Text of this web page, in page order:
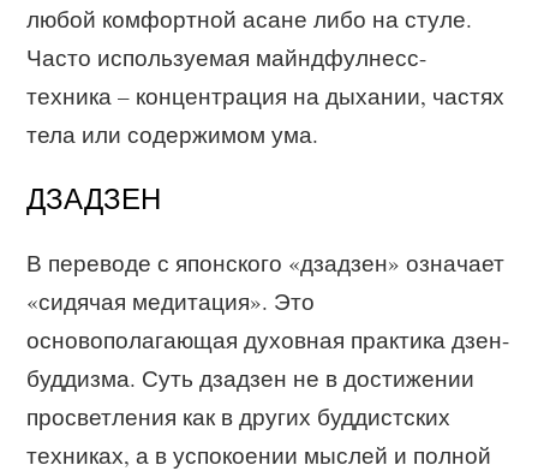
любой комфортной асане либо на стуле.
Часто используемая майндфулнесс-
техника – концентрация на дыхании, частях
тела или содержимом ума.
ДЗАДЗЕН
В переводе с японского «дзадзен» означает
«сидячая медитация». Это
основополагающая духовная практика дзен-
буддизма. Суть дзадзен не в достижении
просветления как в других буддистских
техниках, а в успокоении мыслей и полной